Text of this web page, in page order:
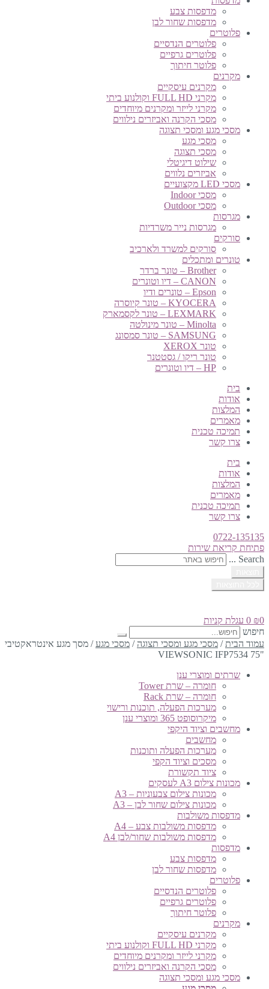
מדפסות צבע
מדפסות שחור לבן
פלוטרים
פלוטרים הנדסיים
פלוטרים גרפיים
פלוטר חיתוך
מקרנים
מקרנים עיסקיים
מקרני FULL HD וקולנוע ביתי
מקרני לייזר ומקרנים מיוחדים
מסכי הקרנה ואביזרים נילווים
מסכי מגע ומסכי תצוגה
מסכי מגע
מסכי תצוגה
שילוט דיגיטלי
אביזרים נלווים
מסכי LED מקצועיים
מסכי Indoor
מסכי Outdoor
מגרסות
מגרסות נייר משרדיות
סורקים
סורקים למשרד ולארכיב
טונרים ומתכלים
Brother – טונר ברדר
CANON – דיו וטונרים
Epson – טונרים ודיו
KYOCERA – טונר קיוסרה
LEXMARK – טונר לקסמארק
Minolta – טונר מינולטה
SAMSUNG – טונר סמסונג
טונר XEROX
טונר ריקו / גסטטנר
HP – דיו וטונרים
בית
אודות
המלצות
מאמרים
תמיכה טכנית
צרו קשר
בית
אודות
המלצות
מאמרים
תמיכה טכנית
צרו קשר
0722-135135
פתיחת קריאת שירות
Search ...
₪0
0 עגלת קניות
חיפוש
עמוד הבית / מסכי מגע ומסכי תצוגה / מסכי מגע / מסך מגע אינטראקטיבי
"75 VIEWSONIC IFP7534
שרתים ומוצרי ענן
חומרה – שרת Tower
חומרה – שרת Rack
מערכות הפעלה, תוכנות ורישוי
מיקרוסופט 365 ומוצרי ענן
מחשבים וציוד היקפי
מחשבים
מערכות הפעלה ותוכנות
מסכים וציוד הקפי
ציוד תקשורת
מכונות צילום A3 לעסקים
מכונות צילום צבעוניות – A3
מכונות צילום שחור לבן – A3
מדפסות משולבות
מדפסות משולבות צבע – A4
מדפסות משולבות שחור/לבן A4
מדפסות
מדפסות צבע
מדפסות שחור לבן
פלוטרים
פלוטרים הנדסיים
פלוטרים גרפיים
פלוטר חיתוך
מקרנים
מקרנים עיסקיים
מקרני FULL HD וקולנוע ביתי
מקרני לייזר ומקרנים מיוחדים
מסכי הקרנה ואביזרים נילווים
מסכי מגע ומסכי תצוגה